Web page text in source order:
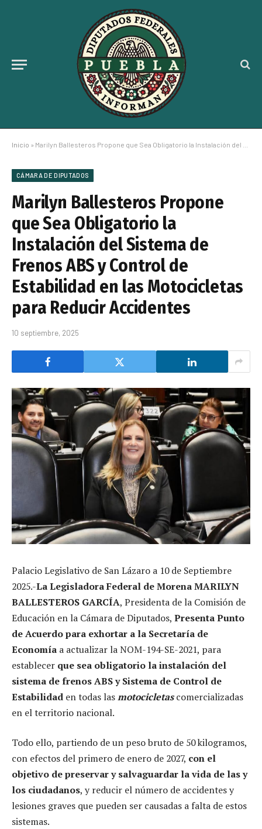
Inicio » Marilyn Ballesteros Propone que Sea Obligatorio la Instalación del Sistema de Frenos ABS y Control de Estabilidad en las Motocicletas para Reducir Accidentes
CÁMARA DE DIPUTADOS
Marilyn Ballesteros Propone
que Sea Obligatorio la
Instalación del Sistema de
Frenos ABS y Control de
Estabilidad en las Motocicletas
para Reducir Accidentes
10 septiembre, 2025
Palacio Legislativo de San Lázaro a 10 de Septiembre
2025.-La Legisladora Federal de Morena MARILYN
BALLESTEROS GARCÍA, Presidenta de la Comisión de
Educación en la Cámara de Diputados, Presenta Punto
de Acuerdo para exhortar a la Secretaría de
Economía a actualizar la NOM-194-SE-2021, para
establecer que sea obligatorio la instalación del
sistema de frenos ABS y Sistema de Control de
Estabilidad en todas lasmotocicletascomercializadas
en el territorio nacional.
Todo ello, partiendo de un peso bruto de 50 kilogramos,
con efectos del primero de enero de 2027, con el
objetivo de preservar y salvaguardar la vida de las y
los ciudadanos, y reducir el número de accidentes y
lesiones graves que pueden ser causadas a falta de estos
sistemas.